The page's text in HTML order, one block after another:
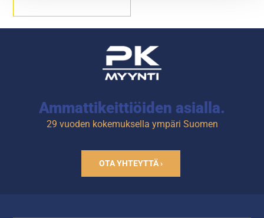
ruoanvalmistusvälineille.
Ammattikeittiöiden asialla.
29 vuoden kokemuksella ympäri Suomen
OTA YHTEYTTÄ ›